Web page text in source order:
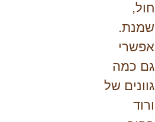
חול,
שמנת.
אפשרי
גם כמה
גוונים של
ורוד